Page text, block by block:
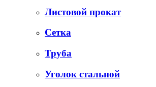
Листовой прокат
Сетка
Труба
Уголок стальной